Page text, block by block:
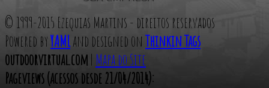
© 1999-2015 Ezequias Martins - direitos reservados
Powered byYAMLand designed onThinkin Tags
outdoorvirtual.com| Mapa do Site
Pageviews (acessos desde 21/04/2014):